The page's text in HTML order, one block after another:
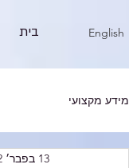
בית English
מידע מקצועי
13 בפבר׳ 2022